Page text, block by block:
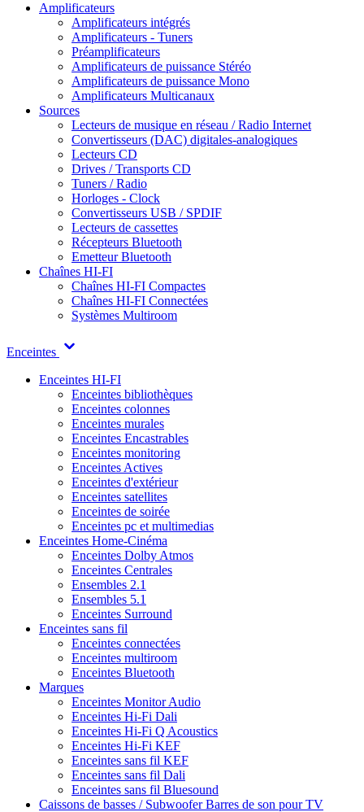
Amplificateurs
Amplificateurs intégrés
Amplificateurs - Tuners
Préamplificateurs
Amplificateurs de puissance Stéréo
Amplificateurs de puissance Mono
Amplificateurs Multicanaux
Sources
Lecteurs de musique en réseau / Radio Internet
Convertisseurs (DAC) digitales-analogiques
Lecteurs CD
Drives / Transports CD
Tuners / Radio
Horloges - Clock
Convertisseurs USB / SPDIF
Lecteurs de cassettes
Récepteurs Bluetooth
Emetteur Bluetooth
Chaînes HI-FI
Chaînes HI-FI Compactes
Chaînes HI-FI Connectées
Systèmes Multiroom
Enceintes
Enceintes HI-FI
Enceintes bibliothèques
Enceintes colonnes
Enceintes murales
Enceintes Encastrables
Enceintes monitoring
Enceintes Actives
Enceintes d'extérieur
Enceintes satellites
Enceintes de soirée
Enceintes pc et multimedias
Enceintes Home-Cinéma
Enceintes Dolby Atmos
Enceintes Centrales
Ensembles 2.1
Ensembles 5.1
Enceintes Surround
Enceintes sans fil
Enceintes connectées
Enceintes multiroom
Enceintes Bluetooth
Marques
Enceintes Monitor Audio
Enceintes Hi-Fi Dali
Enceintes Hi-Fi Q Acoustics
Enceintes Hi-Fi KEF
Enceintes sans fil KEF
Enceintes sans fil Dali
Enceintes sans fil Bluesound
Caissons de basses / SubwooferBarres de son pour TV